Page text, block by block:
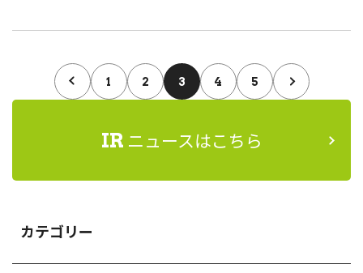
1 2 3 4 5
IR ニュースはこちら
カテゴリー